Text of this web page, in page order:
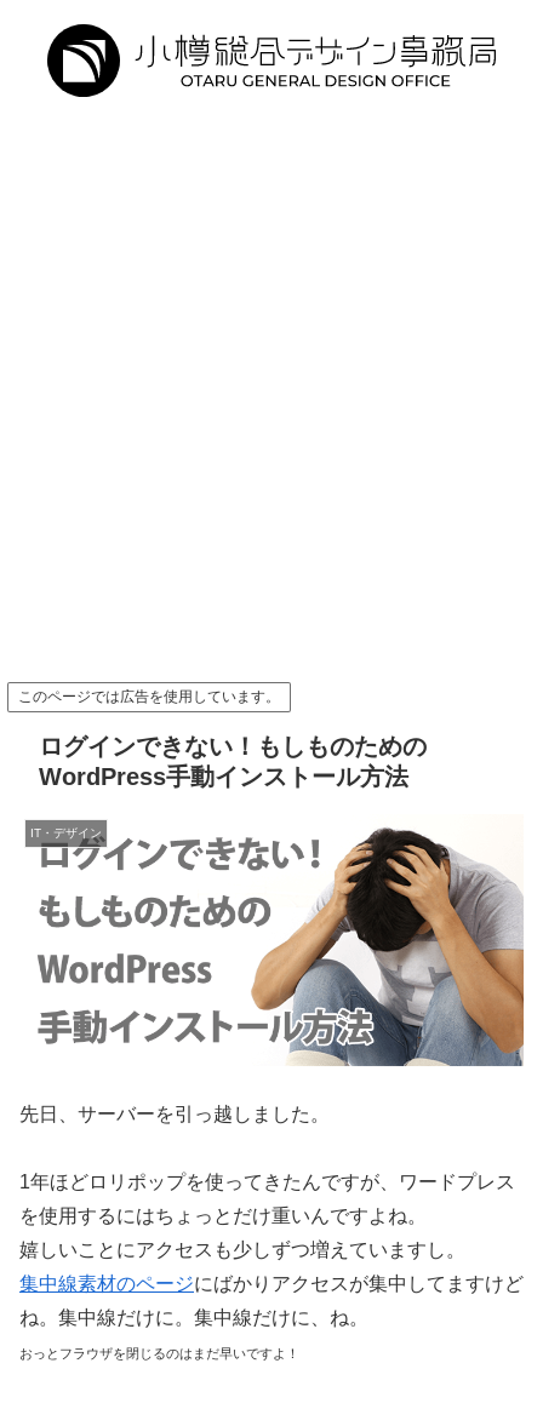
このページでは広告を使用しています。
ログインできない！もしものための
WordPress手動インストール方法
IT・デザイン
先日、サーバーを引っ越しました。
1年ほどロリポップを使ってきたんですが、ワードプレス
を使用するにはちょっとだけ重いんですよね。
嬉しいことにアクセスも少しずつ増えていますし。
集中線素材のページにばかりアクセスが集中してますけど
ね。集中線だけに。集中線だけに、ね。
おっとフラウザを閉じるのはまだ早いですよ！